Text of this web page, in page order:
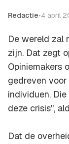
Redactie•4 april
De wereld zal
zijn. Dat zegt
Opiniemakers
gedreven
individuen.
deze crisis",
Dat de